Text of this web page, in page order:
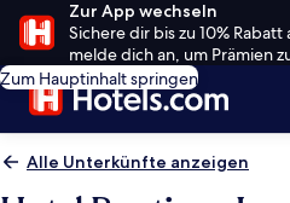
Zur App wechseln
Sichere dir bis zu 10%
melde dich an, um Prämien
Zum Hauptinhalt springen
Alle Unterkünfte anzeigen